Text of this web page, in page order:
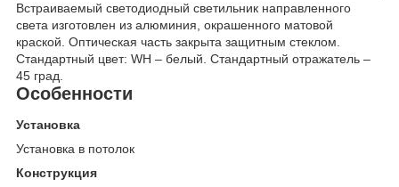
Встраиваемый светодиодный светильник направленного
света изготовлен из алюминия, окрашенного матовой
краской. Оптическая часть закрыта защитным стеклом.
Стандартный цвет: WH – белый. Стандартный отражатель –
45 град.
Особенности
Установка
Установка в потолок
Конструкция